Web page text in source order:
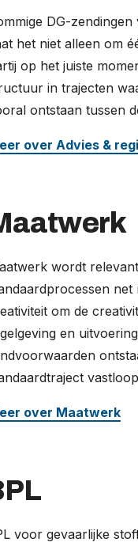
DG-
het niet alleen om
op het juiste
in trajecten
ontstaan tussen
over Advies &
wordt
net
om de
en
over Maatwerk
voor gevaarlijke